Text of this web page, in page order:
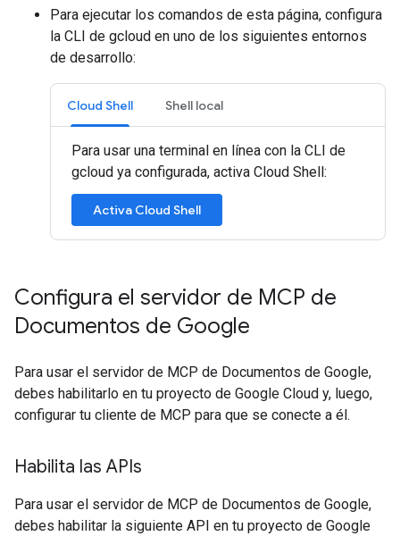
Para ejecutar los comandos de esta página, configura
la CLI de gcloud en uno de los siguientes entornos
de desarrollo:
Cloud Shell Shell local
Para usar una terminal en línea con la CLI de
gcloud ya configurada, activa Cloud Shell:
Activa Cloud Shell
Configura el servidor de MCP de
Documentos de Google
Para usar el servidor de MCP de Documentos de Google,
debes habilitarlo en tu proyecto de Google Cloud y, luego,
configurar tu cliente de MCP para que se conecte a él.
Habilita las APIs
Para usar el servidor de MCP de Documentos de Google,
debes habilitar la siguiente API en tu proyecto de Google